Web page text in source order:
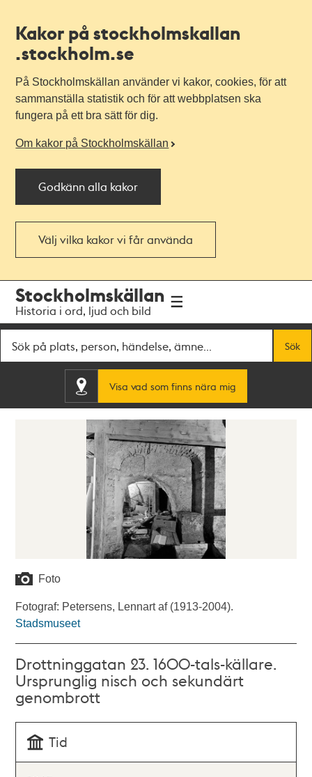
Kakor på stockholmskallan
.stockholm.se
På Stockholmskällan använder vi kakor, cookies, för att
sammanställa statistik och för att webbplatsen ska
fungera på ett bra sätt för dig.
Om kakor på Stockholmskällan
Godkänn alla kakor
Välj vilka kakor vi får använda
navigationen
huvudinnehållet
Stockholmskällan
Historia i ord, ljud och bild
Sök
Visa vad som finns nära mig
Foto
Fotograf: Petersens, Lennart af (1913-2004).
Stadsmuseet
Drottninggatan 23. 1600-tals-källare.
Ursprunglig nisch och sekundärt
genombrott
Tid